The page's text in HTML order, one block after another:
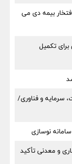
بیمه دی می
تكمیل
سرمایه و فناوری/
نوسازی
و معدنی تأکید